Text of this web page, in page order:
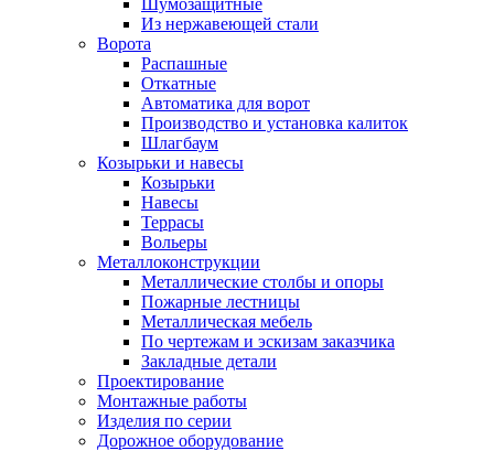
Шумозащитные
Из нержавеющей стали
Ворота
Распашные
Откатные
Автоматика для ворот
Производство и установка калиток
Шлагбаум
Козырьки и навесы
Козырьки
Навесы
Террасы
Вольеры
Металлоконструкции
Металлические столбы и опоры
Пожарные лестницы
Металлическая мебель
По чертежам и эскизам заказчика
Закладные детали
Проектирование
Монтажные работы
Изделия по серии
Дорожное оборудование